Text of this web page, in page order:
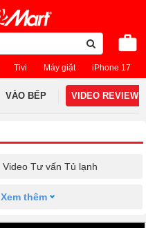
Tivi Máy giặt iPhone 17
VÀO BẾP VIDEO REVIEW
Video Tư vấn Tủ lạnh
Xem thêm